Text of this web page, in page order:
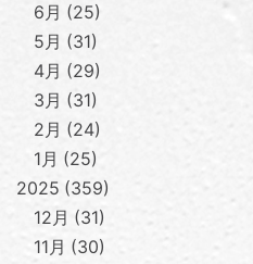
6月
25
5月
31
4月
29
3月
31
2月
24
1月
25
2025 359
12月
31
11月
30